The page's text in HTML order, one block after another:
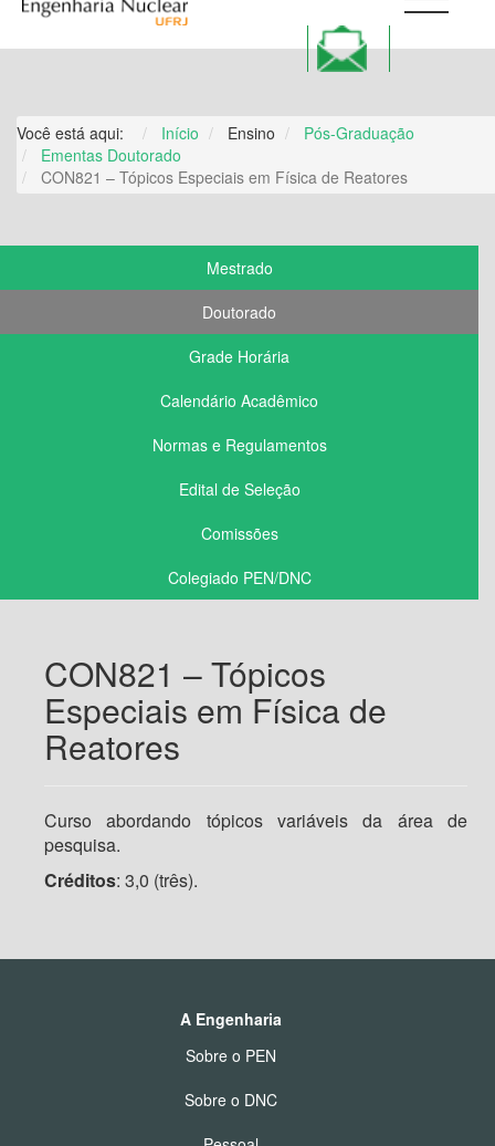
Você está aqui: Início Ensino
Pós-Graduação
Ementas Doutorado
CON821 – Tópicos Especiais em Física de Reatores
Mestrado
Doutorado
Grade Horária
Calendário Acadêmico
Normas e Regulamentos
Edital de Seleção
Comissões
Colegiado PEN/DNC
CON821 – Tópicos
Especiais em Física de
Reatores
Curso abordando tópicos variáveis da área de
pesquisa.
Créditos: 3,0 (três).
A Engenharia
Sobre o PEN
Sobre o DNC